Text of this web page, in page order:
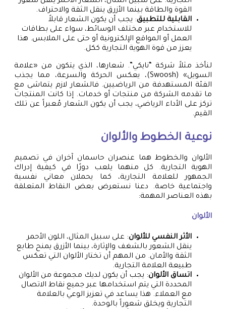
القوة والطاقة بينما الأزرق ينقل الثقة والاحتراف.
القابلية للتطبيق: يجب أن يكون الشعار قابلاً
للاستخدام عبر مختلف الوسائط، سواء على بطاقات
العمل أو المواقع الإلكترونية أو حتى على الملابس. هذا
يعزز من قوة الهوية التجارية ككل.
لنأخذ مثلاً شركة “نايكي”. شعارها، الذي يتكون من «علامة
السويل» (Swoosh)، يعكس الحركة والسرعة، مما يجذب
الفئة المستهدفة من الرياضيين. فالشعار لازم يتماشى مع
ما تقدمه الشركة من منتجات أو خدمات. إذا كانت المنتجات
تركز على الأداء الرياضي، يجب أن يكون الشعار مُعبراً عن تلك
القيم.
نوعية الخطوط والألوان
الألوان والخطوط هما عنصران حاسمان آخران في تصميم
الهوية التجارية. كل منهما يلعب دورًا في كيفية إدراك
الجمهور للعلامة التجارية، كما يحملان معاني نفسية
واجتماعية خاصة. دعنا نستعرض بعض النقاط المتعلقة
بهذه العناصر المهمة:
الألوان
الأثر النفسي للألوان: على سبيل المثال، اللون الأحمر
ينقل الشعور بالشغف والإثارة، بينما الأزرق يمنح طابع
الثقة والأمان. من المهم أن تختار الألوان التي تعكس
طبيعة العلامة التجارية.
اتساق الألوان: يجب أن يكون لديك مجموعة من الألوان
المحددة التي يتم استخدامها عبر جميع نقاط الاتصال
مع العملاء. هذا يساعد في تعزيز الوعي بالعلامة
التجارية ويخلق شعوراً بالوحدة.